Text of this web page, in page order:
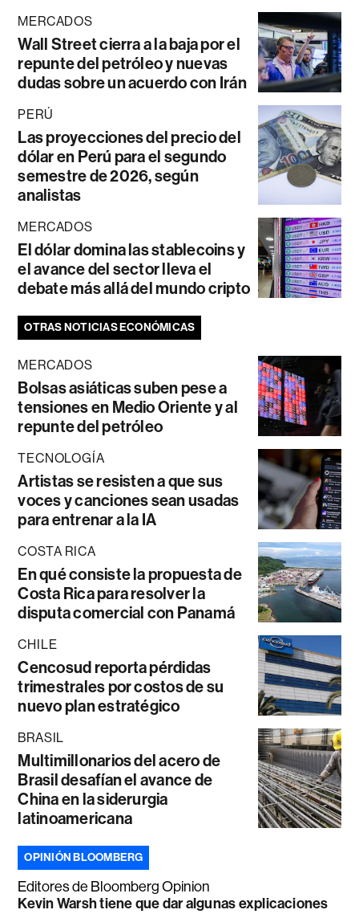
MERCADOS
Wall Street cierra a la baja por el
repunte del petróleo y nuevas
dudas sobre un acuerdo con Irán
PERÚ
Las proyecciones del precio del
dólar en Perú para el segundo
semestre de 2026, según
analistas
MERCADOS
El dólar domina las stablecoins y
el avance del sector lleva el
debate más allá del mundo cripto
OTRAS NOTICIAS ECONÓMICAS
MERCADOS
Bolsas asiáticas suben pese a
tensiones en Medio Oriente y al
repunte del petróleo
TECNOLOGÍA
Artistas se resisten a que sus
voces y canciones sean usadas
para entrenar a la IA
COSTA RICA
En qué consiste la propuesta de
Costa Rica para resolver la
disputa comercial con Panamá
CHILE
Cencosud reporta pérdidas
trimestrales por costos de su
nuevo plan estratégico
BRASIL
Multimillonarios del acero de
Brasil desafían el avance de
China en la siderurgia
latinoamericana
OPINIÓN BLOOMBERG
Editores de Bloomberg Opinion
Kevin Warsh tiene que dar algunas explicaciones